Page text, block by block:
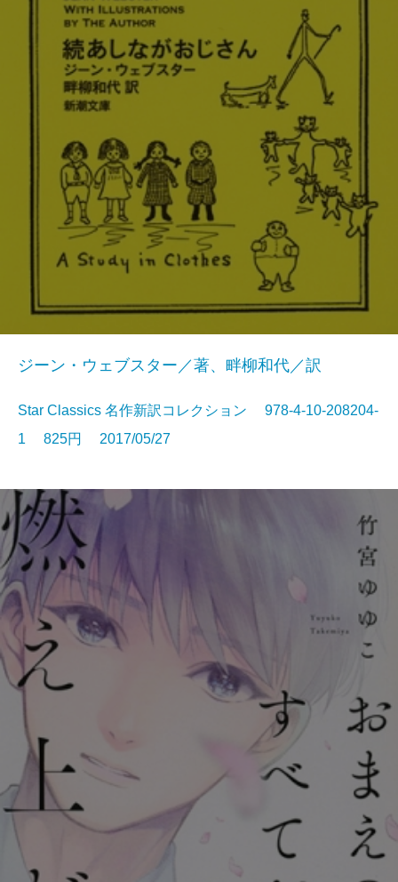
ジーン・ウェブスター／著、畔柳和代／訳
Star Classics 名作新訳コレクション 978-4-10-208204-
1 825円 2017/05/27